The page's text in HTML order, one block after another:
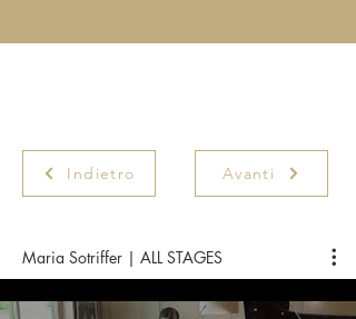
Indietro Avanti
Maria Sotriffer | ALL STAGES